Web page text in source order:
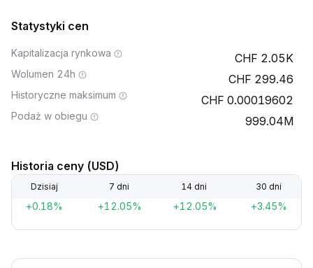
Statystyki cen
Kapitalizacja rynkowa 2.05K
Wolumen 24h 299.46
Historyczne maksimum 0.00019602
Podaż w obiegu 999.04M
Historia ceny (USD)
Dzisiaj 7 dni 14 dni 30 dni
+0.18% +12.05% +12.05% +3.45%